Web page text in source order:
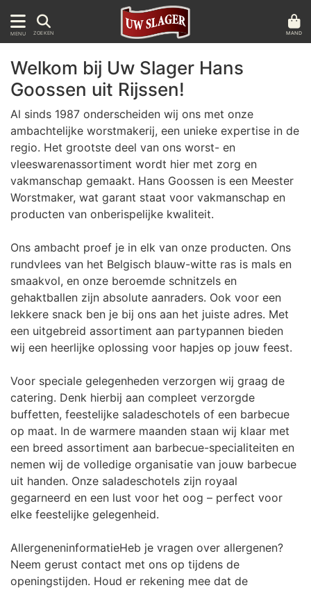
MENU ZOEKEN MAND
Welkom bij Uw Slager Hans
Goossen uit Rijssen!
Al sinds 1987 onderscheiden wij ons met onze
ambachtelijke worstmakerij, een unieke expertise in de
regio. Het grootste deel van ons worst- en
vleeswarenassortiment wordt hier met zorg en
vakmanschap gemaakt. Hans Goossen is een Meester
Worstmaker, wat garant staat voor vakmanschap en
producten van onberispelijke kwaliteit.
Ons ambacht proef je in elk van onze producten. Ons
rundvlees van het Belgisch blauw-witte ras is mals en
smaakvol, en onze beroemde schnitzels en
gehaktballen zijn absolute aanraders. Ook voor een
lekkere snack ben je bij ons aan het juiste adres. Met
een uitgebreid assortiment aan partypannen bieden
wij een heerlijke oplossing voor hapjes op jouw feest.
Voor speciale gelegenheden verzorgen wij graag de
catering. Denk hierbij aan compleet verzorgde
buffetten, feestelijke saladeschotels of een barbecue
op maat. In de warmere maanden staan wij klaar met
een breed assortiment aan barbecue-specialiteiten en
nemen wij de volledige organisatie van jouw barbecue
uit handen. Onze saladeschotels zijn royaal
gegarneerd en een lust voor het oog – perfect voor
elke feestelijke gelegenheid.
AllergeneninformatieHeb je vragen over allergenen?
Neem gerust contact met ons op tijdens de
openingstijden. Houd er rekening mee dat de